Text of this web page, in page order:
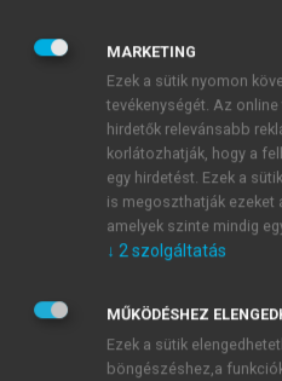
felismerte, hogy a
együttműködés
biztosíthat számukra,
piackutatást végzett,
képességeit és az
P&G számára világossá
segítségével növelni
jelenlétét, míg a Walmart
beszállítói kapacitása
áruházlánc hatékony
versenyképes árpolitikát.
A korai
MARKETING
Ezek a sütik nyomon
tevékenységét. Az
hirdetők relevánsabb
korlátozhatják, hogy a
egy hirdetést. Ezek a
is megoszthatják ezeket
amelyek szinte mindig
↓ 2szolgáltatás
MŰKÖDÉSHEZ
Ezek a sütik
böngészéshez,a